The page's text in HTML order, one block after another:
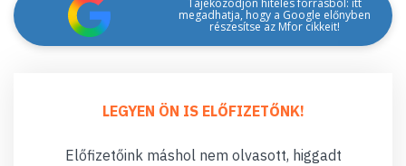
Tájékozódjon hiteles forrásból: itt
megadhatja, hogy a Google előnyben
részesítse az Mfor cikkeit!
LEGYEN ÖN IS ELŐFIZETŐNK!
Előfizetőink máshol nem olvasott, higgadt